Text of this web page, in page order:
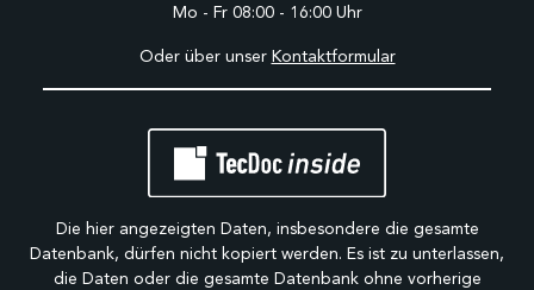
Mo - Fr 08:00 - 16:00 Uhr
Oder über unser Kontaktformular
Die hier angezeigten Daten, insbesondere die gesamte
Datenbank, dürfen nicht kopiert werden. Es ist zu unterlassen,
die Daten oder die gesamte Datenbank ohne vorherige